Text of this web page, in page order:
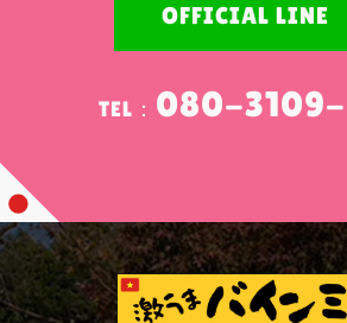
OFFICIAL LINE
TEL： 080-